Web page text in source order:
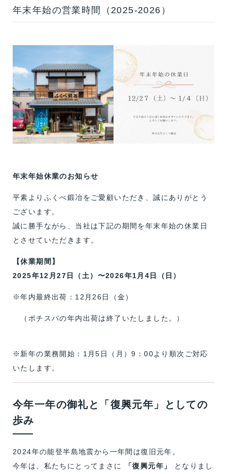
年末年始の営業時間（2025-2026）
年末年始休業のお知らせ
平素よりふくべ鍛冶をご愛顧いただき、誠にありがとう
ございます。
誠に勝手ながら、当社は下記の期間を年末年始の休業日
とさせていただきます。
【休業期間】
2025年12月27日（土）〜2026年1月4日（日）
※年内最終出荷：12月26日（金）
（ポチスパの年内出荷は終了いたしました。）
※新年の業務開始：1月5日（月）9：00より順次ご対応
いたします。
今年一年の御礼と「復興元年」としての
歩み
2024年の能登半島地震から一年間は復旧元年。
今年は、私たちにとってまさに
「復興元年」 となりまし